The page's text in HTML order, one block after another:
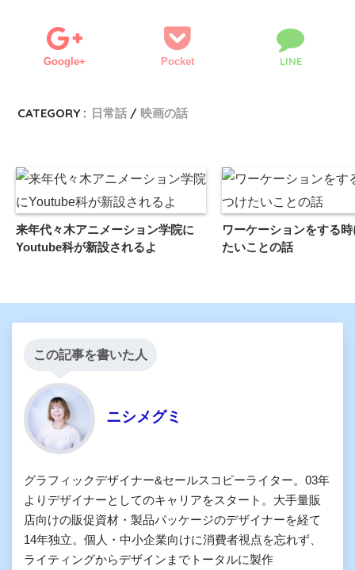
Google+ Pocket LINE
CATEGORY : 日常話 映画の話
来年代々木アニメーション学院に
Youtube科が新設されるよ
ワーケーションをする
たいことの話
この記事を書いた人
ニシメグミ
グラフィックデザイナー&セールスコピーライター。03年
よりデザイナーとしてのキャリアをスタート。大手量販
店向けの販促資材・製品パッケージのデザイナーを経て
14年独立。個人・中小企業向けに消費者視点を忘れず、
ライティングからデザインまでトータルに製作